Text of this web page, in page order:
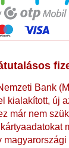
Bank
kialakított, új
már nem